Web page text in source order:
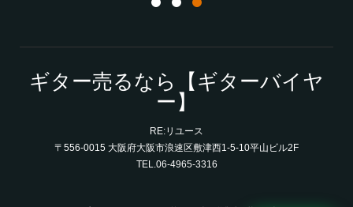
ギター売るなら【ギターバイヤ
ー】
RE:リユース
〒556-0015 大阪府大阪市浪速区敷津西1-5-10平山ビル2F
TEL.06-4965-3316